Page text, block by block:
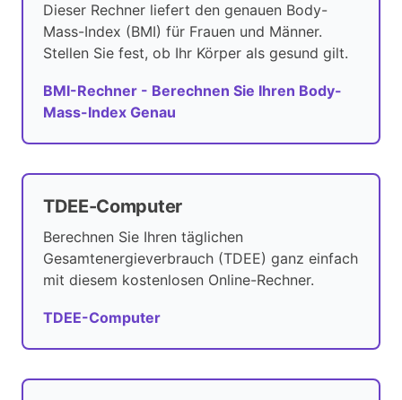
Dieser Rechner liefert den genauen Body-
Mass-Index (BMI) für Frauen und Männer.
Stellen Sie fest, ob Ihr Körper als gesund gilt.
BMI-Rechner - Berechnen Sie Ihren Body-
Mass-Index Genau
TDEE-Computer
Berechnen Sie Ihren täglichen
Gesamtenergieverbrauch (TDEE) ganz einfach
mit diesem kostenlosen Online-Rechner.
TDEE-Computer